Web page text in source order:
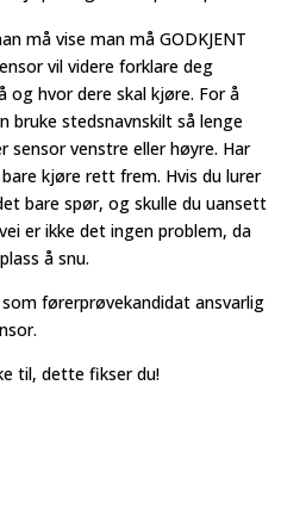
må vise man må GODKJENT
vil videre forklare deg
og hvor dere skal kjøre. For å
bruke stedsnavnskilt så lenge
sensor venstre eller høyre. Har
kjøre rett frem. Hvis du lurer
bare spør, og skulle du uansett
er ikke det ingen problem, da
å snu.
førerprøvekandidat ansvarlig
til, dette fikser du!